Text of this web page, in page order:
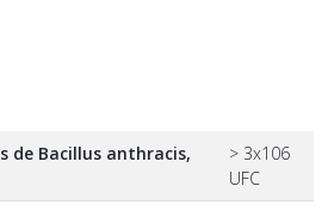
de Bacillus anthracis,
> 3x106
UFC